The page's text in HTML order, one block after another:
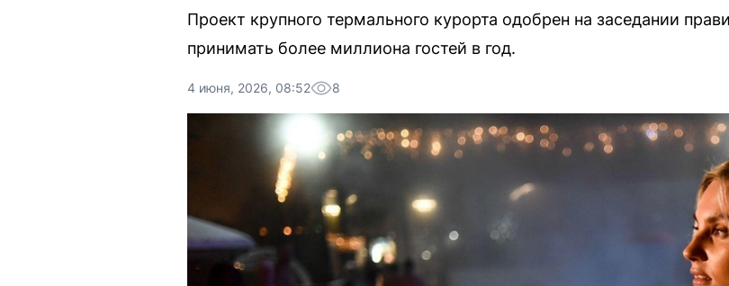
Проект крупного термального курорта одобрен на заседании
принимать более миллиона гостей в год.
4 июня, 2026, 08:52 8